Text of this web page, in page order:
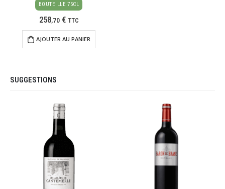
BOUTEILLE 75CL
258,70 € TTC
AJOUTER AU PANIER
SUGGESTIONS